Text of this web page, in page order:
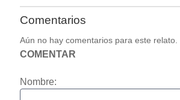
Comentarios
Aún no hay comentarios para este relato.
COMENTAR
Nombre: